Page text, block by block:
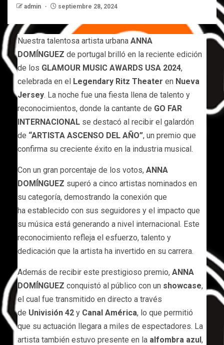
admin septiembre 28, 2024
Nuestra talentosa artista urbana ANNA
DOMÍNGUEZ de portugal brilló en la reciente edición
de los GLAMOUR MUSIC AWARDS USA 2024,
celebrada en el Legendary Ritz Theater en Nueva
Jersey. La noche fue una fiesta llena de talento y
reconocimientos, donde la cantante de GO FAR
INTERNACIONAL se destacó al recibir el galardón
de “ARTISTA ASCENSO DEL AÑO”, un premio que
confirma su creciente éxito en la industria musical.
Con un gran porcentaje de los votos, ANNA
DOMÍNGUEZ superó a cinco artistas nominados en
su categoría, demostrando la conexión que
ha establecido con sus seguidores y el impacto que
su música está generando a nivel internacional. Este
reconocimiento refleja el esfuerzo, talento y
dedicación que la artista ha invertido en su carrera.
Además de recibir este prestigioso premio, ANNA
DOMÍNGUEZ conquistó al público con un showcase,
el cual fue transmitido en directo a través
de Univisión 42 y Canal América, lo que permitió
que su actuación llegara a miles de espectadores. La
artista también estuvo presente en la alfombra azul,